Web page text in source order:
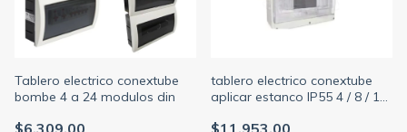
Tablero electrico conextube
bombe 4 a 24 modulos din
$6.309,00
tablero electrico conextube
aplicar estanco IP55 4 / 8 / 12
$11.953,00